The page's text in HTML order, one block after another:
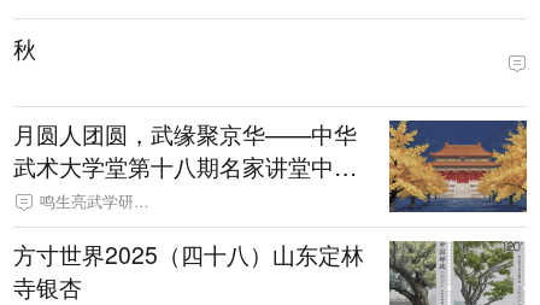
秋
月圆人团圆，武缘聚京华——中华
武术大学堂第十八期名家讲堂中秋
特别邀约
鸣生亮武学研究会
方寸世界2025（四十八）山东定林
寺银杏